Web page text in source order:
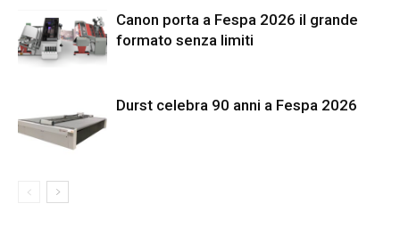
Canon porta a Fespa 2026 il grande
formato senza limiti
Durst celebra 90 anni a Fespa 2026